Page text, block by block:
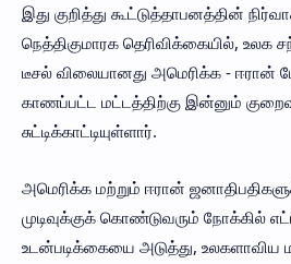
இது குறித்து கூட்டுத்தாபனத்தின்
நெத்திகுமாரக தெரிவிக்கையில், உலக
டீசல் விலையானது அமெரிக்க - ஈரான்
காணப்பட்ட மட்டத்திற்கு இன்னும்
சுட்டிக்காட்டியுள்ளார்.
அமெரிக்க மற்றும் ஈரான்
முடிவுக்குக் கொண்டுவரும் நோக்கில்
உடன்படிக்கையை அடுத்து,